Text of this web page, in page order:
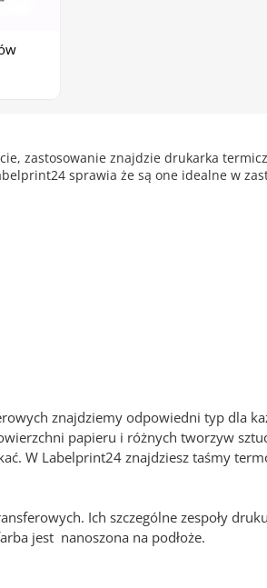
zastosowanie znajdzie drukarka
sprawia że są one idealne w
znajdziemy odpowiedni typ dla
papieru i różnych tworzyw
W Labelprint24 znajdziesz taśmy
Ich szczególne zespoły
jest nanoszona na podłoże.